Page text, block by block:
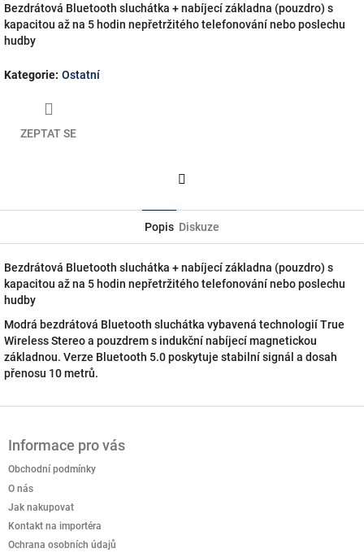
Bezdrátová Bluetooth sluchátka + nabíjecí základna (pouzdro) s
kapacitou až na 5 hodin nepřetržitého telefonování nebo poslechu
hudby
Kategorie: Ostatní
ZEPTAT SE
Popis Diskuze
Bezdrátová Bluetooth sluchátka + nabíjecí základna (pouzdro) s
kapacitou až na 5 hodin nepřetržitého telefonování nebo poslechu
hudby
Modrá bezdrátová Bluetooth sluchátka vybavená technologií True
Wireless Stereo a pouzdrem s indukční nabíjecí magnetickou
základnou. Verze Bluetooth 5.0 poskytuje stabilní signál a dosah
přenosu 10 metrů.
Informace pro vás
Obchodní podmínky
O nás
Jak nakupovat
Kontakt na importéra
Ochrana osobních údajů